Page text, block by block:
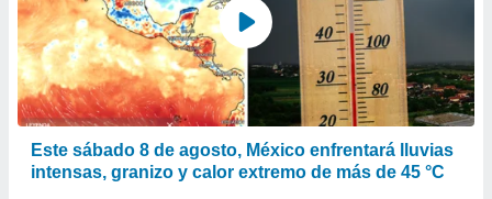
Este sábado 8 de agosto, México enfrentará lluvias
intensas, granizo y calor extremo de más de 45 °C